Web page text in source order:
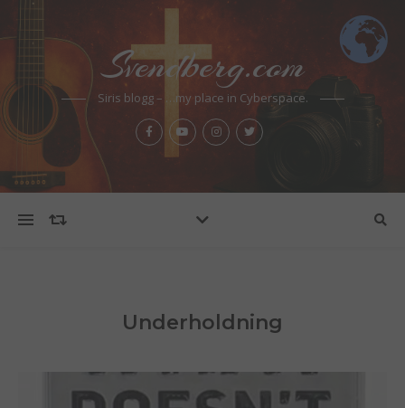
Svendberg.com
Siris blogg – …my place in Cyberspace.
Underholdning